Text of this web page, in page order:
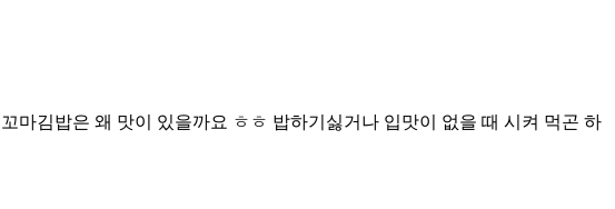
마김밥은 왜 맛이 있을까요 ㅎㅎ 밥하기싫거나 입맛이 없을 때 시켜 먹곤 하